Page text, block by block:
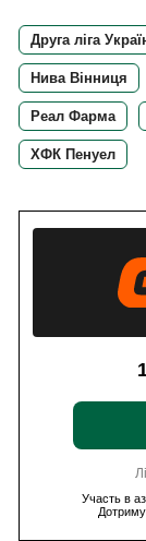
Друга ліга
Нива Вінниця
Реал Фарма
ХФК Пенуел
Участь в